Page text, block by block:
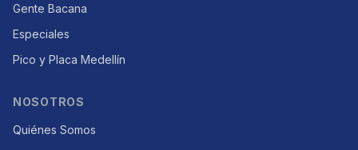
Gente Bacana
Especiales
Pico y Placa Medellín
NOSOTROS
Quiénes Somos